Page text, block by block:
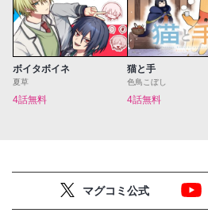
ボイタボイネ
夏草
4話無料
猫と手
色鳥こぼし
4話無料
マグコミ公式